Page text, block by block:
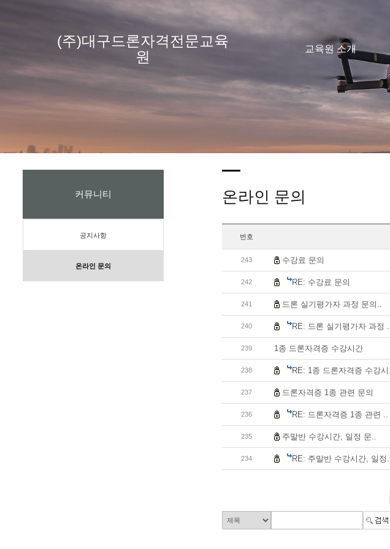
(주)대구드론자격전문교육
원
교육원 소개
커뮤니티
공지사항
온라인 문의
온라인 문의
번호
243 수강료 문의
242 RE: 수강료 문의
241 드론 실기평가자 과정 문의..
240 RE: 드론 실기평가자 과정 ..
239 1종 드론자격증 수강시간
238 RE: 1종 드론자격증 수강시..
237 드론자격증 1종 관련 문의
236 RE: 드론자격증 1종 관련 ..
235 주말반 수강시간, 일정 문..
234 RE: 주말반 수강시간, 일정..